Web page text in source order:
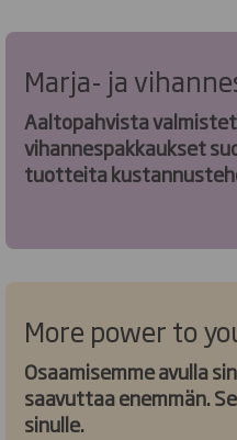
Marja- ja
Aaltopahvista
vihannespakkaukset
tuotteita
More power to
Osaamisemme avulla
saavuttaa enemmän.
sinulle.